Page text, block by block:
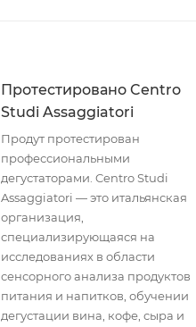
Протестировано Centro
Studi Assaggiatori
Продут протестирован
профессиональными
дегустаторами. Centro Studi
Assaggiatori — это итальянская
организация,
специализирующаяся на
исследованиях в области
сенсорного анализа продуктов
питания и напитков, обучении
дегустации вина, кофе, сыра и